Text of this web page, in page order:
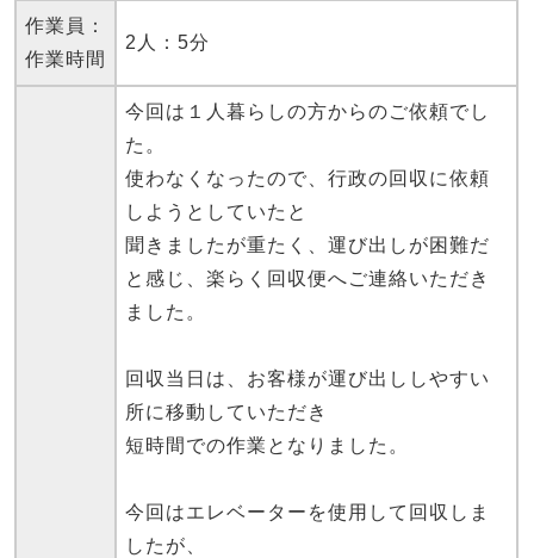
作業員：
作業時間
2人：5分
今回は１人暮らしの方からのご依頼でし
た。
使わなくなったので、行政の回収に依頼
しようとしていたと
聞きましたが重たく、運び出しが困難だ
と感じ、楽らく回収便へご連絡いただき
ました。
回収当日は、お客様が運び出ししやすい
所に移動していただき
短時間での作業となりました。
今回はエレベーターを使用して回収しま
したが、